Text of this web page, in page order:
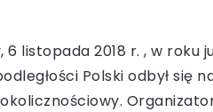
listopada 2018 r. , w roku
Polski odbył się